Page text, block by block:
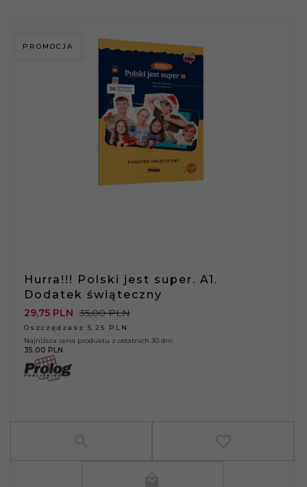
PROMOCJA
Hurra!!! Polski jest super. A1.
Dodatek świąteczny
29,75 PLN 35,00 PLN
Oszczędzasz 5.25 PLN
Najniższa cena produktu z ostatnich 30 dni:
35.00 PLN